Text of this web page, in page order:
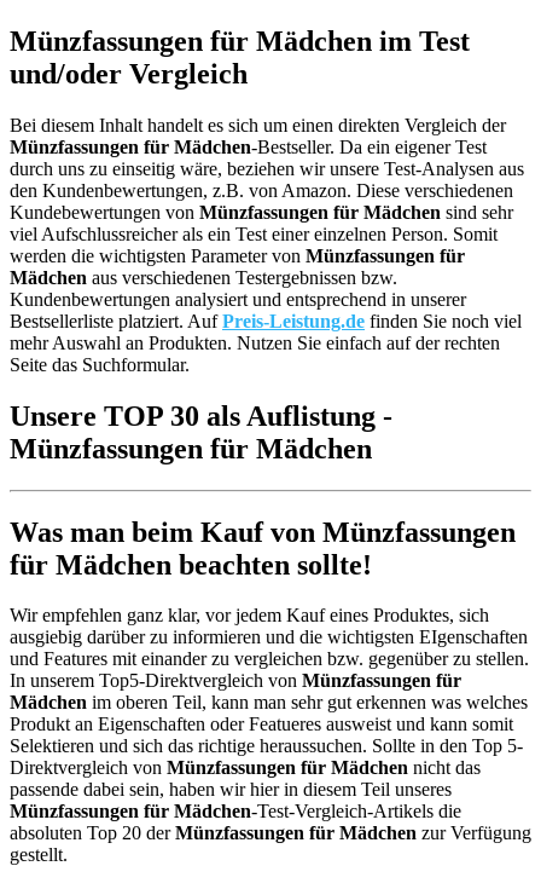
Münzfassungen für Mädchen im Test
und/oder Vergleich
Bei diesem Inhalt handelt es sich um einen direkten Vergleich der
Münzfassungen für Mädchen-Bestseller. Da ein eigener Test
durch uns zu einseitig wäre, beziehen wir unsere Test-Analysen aus
den Kundenbewertungen, z.B. von Amazon. Diese verschiedenen
Kundebewertungen von Münzfassungen für Mädchen sind sehr
viel Aufschlussreicher als ein Test einer einzelnen Person. Somit
werden die wichtigsten Parameter von Münzfassungen für
Mädchen aus verschiedenen Testergebnissen bzw.
Kundenbewertungen analysiert und entsprechend in unserer
Bestsellerliste platziert. AufPreis-Leistung.de finden Sie noch viel
mehr Auswahl an Produkten. Nutzen Sie einfach auf der rechten
Seite das Suchformular.
Unsere TOP 30 als Auflistung -
Münzfassungen für Mädchen
Was man beim Kauf von Münzfassungen
für Mädchen beachten sollte!
Wir empfehlen ganz klar, vor jedem Kauf eines Produktes, sich
ausgiebig darüber zu informieren und die wichtigsten EIgenschaften
und Features mit einander zu vergleichen bzw. gegenüber zu stellen.
In unserem Top5-Direktvergleich von Münzfassungen für
Mädchen im oberen Teil, kann man sehr gut erkennen was welches
Produkt an Eigenschaften oder Featueres ausweist und kann somit
Selektieren und sich das richtige heraussuchen. Sollte in den Top 5-
Direktvergleich von Münzfassungen für Mädchen nicht das
passende dabei sein, haben wir hier in diesem Teil unseres
Münzfassungen für Mädchen-Test-Vergleich-Artikels die
absoluten Top 20 derMünzfassungen für Mädchen zur Verfügung
gestellt.